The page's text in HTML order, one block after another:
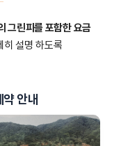
그린피를 포함한 요금
히 설명 하도록
안내